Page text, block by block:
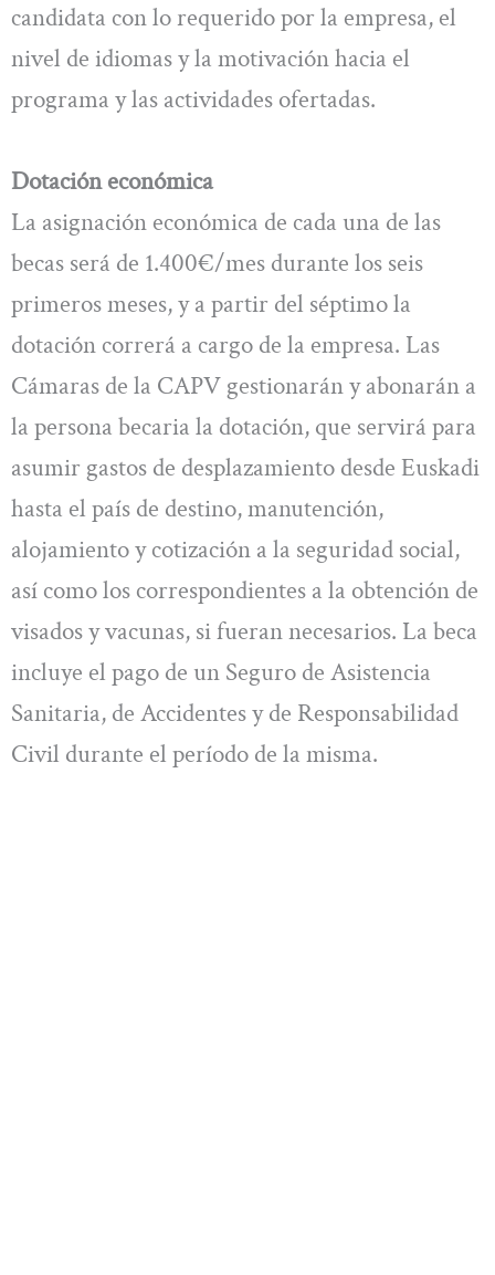
candidata con lo requerido por la empresa, el
nivel de idiomas y la motivación hacia el
programa y las actividades ofertadas.
Dotación económica
La asignación económica de cada una de las
becas será de 1.400€/mes durante los seis
primeros meses, y a partir del séptimo la
dotación correrá a cargo de la empresa. Las
Cámaras de la CAPV gestionarán y abonarán a
la persona becaria la dotación, que servirá para
asumir gastos de desplazamiento desde Euskadi
hasta el país de destino, manutención,
alojamiento y cotización a la seguridad social,
así como los correspondientes a la obtención de
visados y vacunas, si fueran necesarios. La beca
incluye el pago de un Seguro de Asistencia
Sanitaria, de Accidentes y de Responsabilidad
Civil durante el período de la misma.